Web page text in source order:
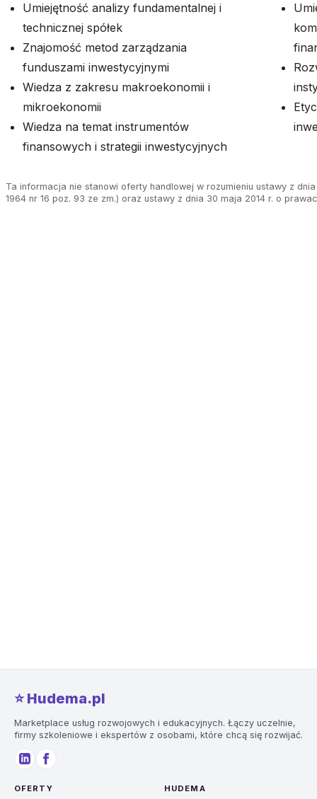
Umiejętność analizy fundamentalnej i
technicznej spółek
Znajomość metod zarządzania
funduszami inwestycyjnymi
Wiedza z zakresu makroekonomii i
mikroekonomii
Wiedza na temat instrumentów
finansowych i strategii inwestycyjnych
Ta informacja nie stanowi oferty handlowej w rozumieniu ustawy z
1964 nr 16 poz. 93 ze zm.) oraz ustawy z dnia 30 maja 2014 r. o
⭐️ Hudema.pl
Marketplace usług rozwojowych i edukacyjnych. Łączy uczelnie,
firmy szkoleniowe i ekspertów z osobami, które chcą się rozwijać.
OFERTY HUDEMA